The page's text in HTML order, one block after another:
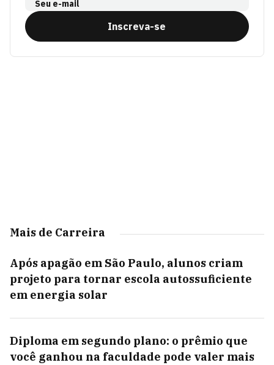
Seu e-mail
Inscreva-se
Mais de Carreira
Após apagão em São Paulo, alunos criam
projeto para tornar escola autossuficiente
em energia solar
Diploma em segundo plano: o prêmio que
você ganhou na faculdade pode valer mais